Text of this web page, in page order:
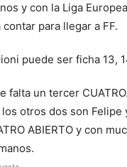
y con la Liga
contar para llegar a FF.
puede ser ficha 13,
falta un tercer CUATRO.
los otros dos son Felipe
ABIERTO y con